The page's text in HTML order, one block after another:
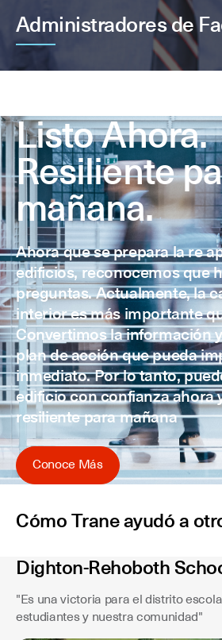
Administradores de
Listo Ahora.
Resiliente
mañana.
Ahora que se prepara la re
edificios, reconocemos que
preguntas. Actualmente, la
interior es más importante
Convertimos la información
plan de acción que pueda
inmediato. Por lo tanto,
edificio con confianza ahora
resiliente para mañana
Conoce Más
Cómo Trane ayudó a
Dighton-Rehoboth
"Es una victoria para el distrito
estudiantes y nuestra comunidad"